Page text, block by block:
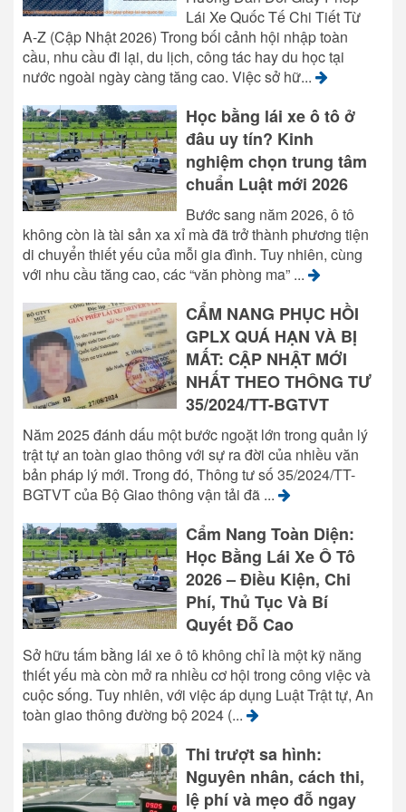
Lái Xe Quốc Tế Chi Tiết Từ
A-Z (Cập Nhật 2026) Trong bối cảnh hội nhập toàn
cầu, nhu cầu đi lại, du lịch, công tác hay du học tại
nước ngoài ngày càng tăng cao. Việc sở hữ...
Học bằng lái xe ô tô ở
đâu uy tín? Kinh
nghiệm chọn trung tâm
chuẩn Luật mới 2026
Bước sang năm 2026, ô tô
không còn là tài sản xa xỉ mà đã trở thành phương tiện
di chuyển thiết yếu của mỗi gia đình. Tuy nhiên, cùng
với nhu cầu tăng cao, các “văn phòng ma” ...
CẨM NANG PHỤC HỒI
GPLX QUÁ HẠN VÀ BỊ
MẤT: CẬP NHẬT MỚI
NHẤT THEO THÔNG TƯ
35/2024/TT-BGTVT
Năm 2025 đánh dấu một bước ngoặt lớn trong quản lý
trật tự an toàn giao thông với sự ra đời của nhiều văn
bản pháp lý mới. Trong đó, Thông tư số 35/2024/TT-
BGTVT của Bộ Giao thông vận tải đã ...
Cẩm Nang Toàn Diện:
Học Bằng Lái Xe Ô Tô
2026 – Điều Kiện, Chi
Phí, Thủ Tục Và Bí
Quyết Đỗ Cao
Sở hữu tấm bằng lái xe ô tô không chỉ là một kỹ năng
thiết yếu mà còn mở ra nhiều cơ hội trong công việc và
cuộc sống. Tuy nhiên, với việc áp dụng Luật Trật tự, An
toàn giao thông đường bộ 2024 (...
Thi trượt sa hình:
Nguyên nhân, cách thi,
lệ phí và mẹo đỗ ngay